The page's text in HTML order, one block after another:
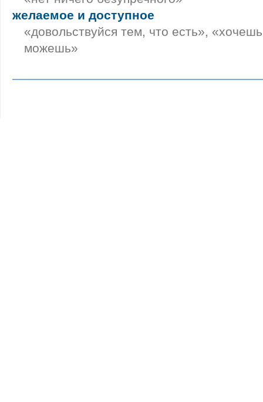
желаемое и доступное
«довольствуйся тем, что есть»,
можешь»